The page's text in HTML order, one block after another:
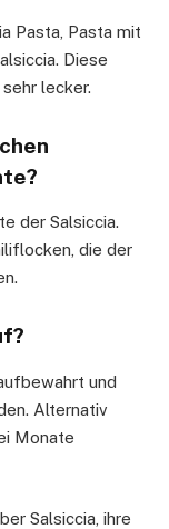
Pasta, Pasta mit
Diese
lecker.
der Salsiccia.
die der
und
Alternativ
Monate
Salsiccia, ihre